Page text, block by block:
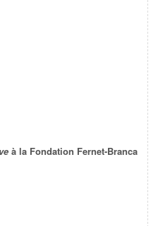
à la Fondation Fernet-Branca